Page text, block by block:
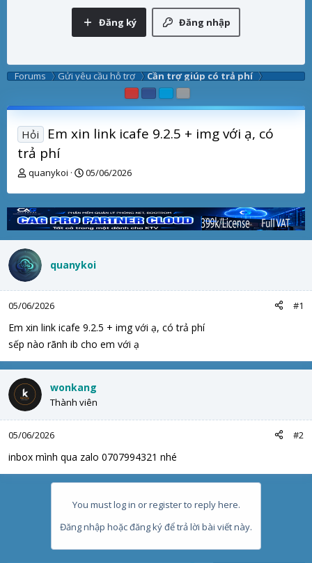
Đăng nhập
Đăng ký
Forums Gửi yêu cầu hỗ trợ Cần trợ giúp có trả phí
Hỏi
Em xin link icafe 9.2.5 + img với ạ, có
trả phí
T
e
a
d
s
t
a
r
t
r
quanykoi
B
đ
ầ
u
05/06/2026
quanykoi
05/06/2026 #1
Em xin link icafe 9.2.5 + img với ạ, có trả phí
sếp nào rãnh ib cho em với ạ
wonkang
Thành viên
05/06/2026 #2
inbox mình qua zalo 0707994321 nhé
You must log in or register to reply here.
Đăng nhập hoặc đăng ký để trả lời bài viết này.